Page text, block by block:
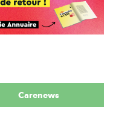
Carenews